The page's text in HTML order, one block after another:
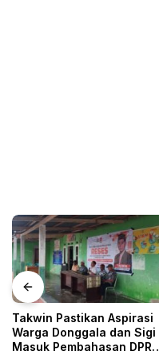
Takwin Pastikan Aspirasi
Warga Donggala dan Sigi
Masuk Pembahasan DPRD